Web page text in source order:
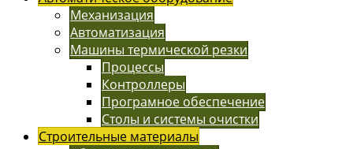
Механизация
Автоматизация
Машины термической резки
Процессы
Контроллеры
Програмное обеспечение
Столы и системы очистки
Строительные материалы